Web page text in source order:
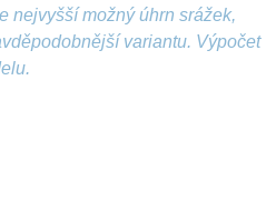
nejvyšší možný úhrn srážek,
variantu. Výpočet